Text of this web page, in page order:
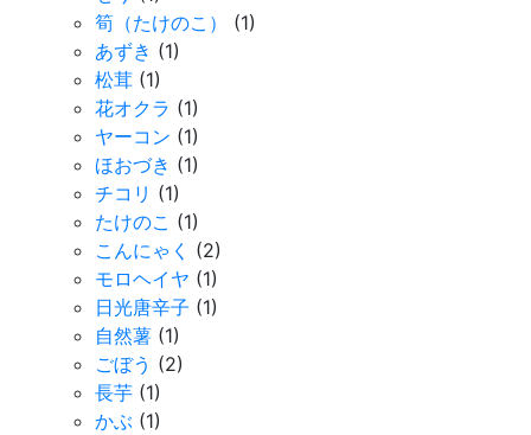
筍（たけのこ）
(1)
あずき (1)
松茸 (1)
花オクラ (1)
ヤーコン (1)
ほおづき (1)
チコリ (1)
たけのこ (1)
こんにゃく (2)
モロヘイヤ (1)
日光唐辛子 (1)
自然薯 (1)
ごぼう (2)
長芋 (1)
かぶ (1)